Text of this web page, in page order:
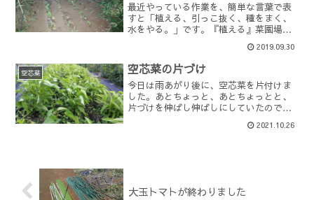
最近やっている作業を、簡単な言葉で表
すと「植える、引っこ抜く、種をまく、
水をやる。」です。『植える』菜園場で
は、「植える」やり方が2パターンありま
す。1.直接畑に種をまく場合と、2.苗床
で、ある程度の大きさになるまで苗を管
理してから畑に植え...
2019.09.30
空芯菜 空芯菜の片づけ
今日は雨あがり後に、空芯菜を片付けま
した。あとちょっと、あとちょっとと、
片づけを伸ばし伸ばしにしていたのです
が、さすがにここ最近の寒さで葉の色も
悪くなり、花芽を持ち出したので、いよ
2021.10.26
大玉トマトが終わりました